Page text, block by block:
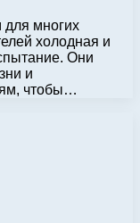
для многих
холодная и
Они
и
чтобы…